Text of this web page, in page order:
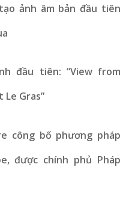
ảnh âm bản đầu tiên
đầu tiên: “View from
Gras”
công bố phương pháp
được chính phủ Pháp